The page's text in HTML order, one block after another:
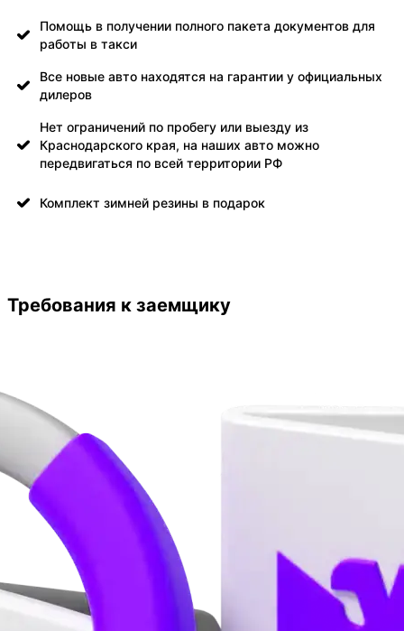
Помощь в получении полного пакета документов для
работы в такси
Все новые авто находятся на гарантии у официальных
дилеров
Нет ограничений по пробегу или выезду из
Краснодарского края, на наших авто можно
передвигаться по всей территории РФ
Комплект зимней резины в подарок
Требования к заемщику